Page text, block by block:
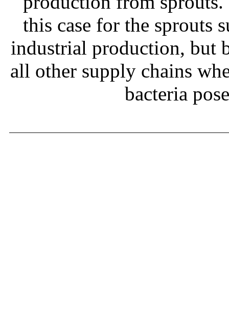
this case for the sprouts
industrial production, but
all other supply chains
bacteria